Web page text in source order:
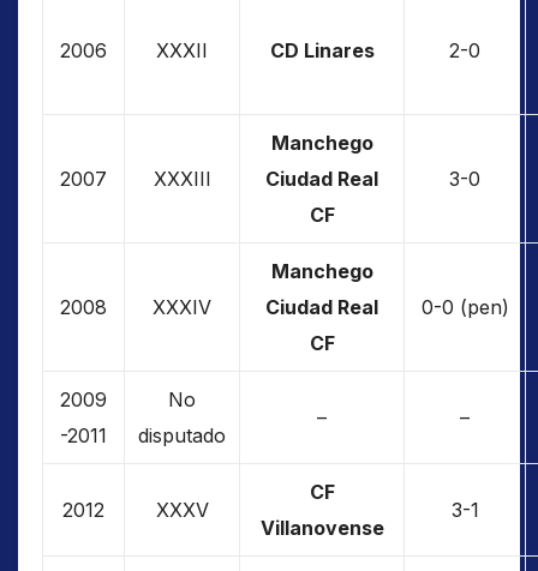
2006 XXXII CD Linares 2-0
2007 XXXIII
Manchego
Ciudad Real
CF
3-0
2008 XXXIV
Manchego
Ciudad Real
CF
0-0 (pen)
2009
-2011
No
disputado
– –
2012 XXXV
CF
Villanovense
3-1